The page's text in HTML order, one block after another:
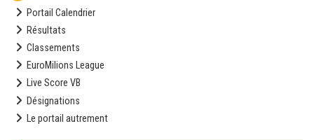
Portail Calendrier
Résultats
Classements
EuroMilions League
Live Score VB
Désignations
Le portail autrement